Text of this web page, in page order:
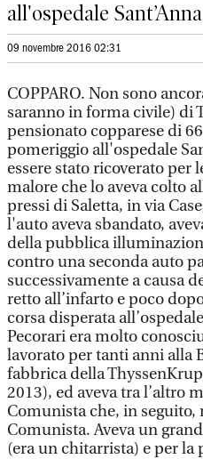
all'ospedale
09 novembre 2016 02:31
COPPARO. Non sono
saranno in forma civile) di
pensionato copparese di
pomeriggio all'ospedale
essere stato ricoverato per
malore che lo aveva colto
pressi di Saletta, in via
l'auto aveva sbandato,
della pubblica
contro una seconda auto
successivamente a causa
retto all’infarto e poco
corsa disperata
Pecorari era molto
lavorato per tanti anni alla
fabbrica della
2013), ed aveva tra l’altro
Comunista che, in
Comunista. Aveva un
(era un chitarrista) e per la